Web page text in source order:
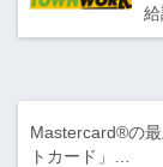
Mastercard®の
トカード」…